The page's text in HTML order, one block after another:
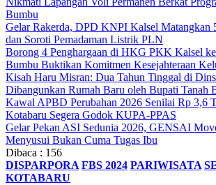
Bumbu
Gelar Rakerda, DPD KNPI Kalsel Matangkan
dan Soroti Pemadaman Listrik PLN
Borong 4 Penghargaan di HKG PKK Kalsel
Bumbu Buktikan Komitmen Kesejahteraan
Kisah Haru Misran: Dua Tahun Tinggal di
Dibangunkan Rumah Baru oleh Bupati Tanah
Kawal APBD Perubahan 2026 Senilai Rp 3,6
Kotabaru Segera Godok KUPA-PPAS
Gelar Pekan ASI Sedunia 2026, GENSAI
Menyusui Bukan Cuma Tugas Ibu
Dibaca : 156
DISPARPORA FBS 2024 PARIWISATA
KOTABARU